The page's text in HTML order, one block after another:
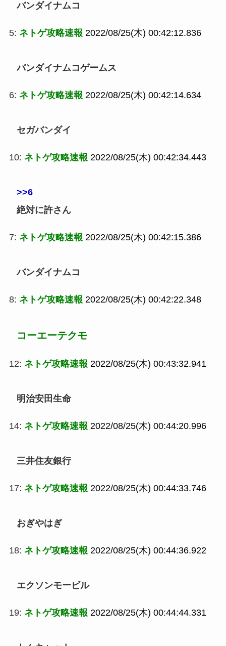
バンダイナムコ
5: ネトゲ攻略速報 2022/08/25(木) 00:42:12.836
バンダイナムコゲームス
6: ネトゲ攻略速報 2022/08/25(木) 00:42:14.634
セガバンダイ
10: ネトゲ攻略速報 2022/08/25(木) 00:42:34.443
>>6
絶対に許さん
7: ネトゲ攻略速報 2022/08/25(木) 00:42:15.386
バンダイナムコ
8: ネトゲ攻略速報 2022/08/25(木) 00:42:22.348
コーエーテクモ
12: ネトゲ攻略速報 2022/08/25(木) 00:43:32.941
明治安田生命
14: ネトゲ攻略速報 2022/08/25(木) 00:44:20.996
三井住友銀行
17: ネトゲ攻略速報 2022/08/25(木) 00:44:33.746
おぎやはぎ
18: ネトゲ攻略速報 2022/08/25(木) 00:44:36.922
エクソンモービル
19: ネトゲ攻略速報 2022/08/25(木) 00:44:44.331